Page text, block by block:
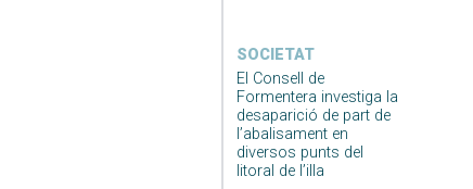
SOCIETAT
El Consell de
Formentera investiga la
desaparició de part de
l’abalisament en
diversos punts del
litoral de l’illa